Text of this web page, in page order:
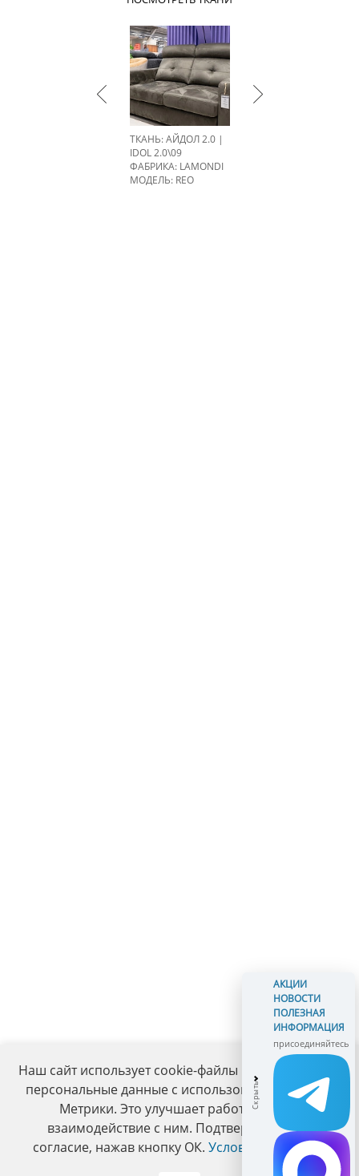
ТКАНЬ: АЙДОЛ 2.0 |
IDOL 2.0\09
ФАБРИКА: LAMONDI
МОДЕЛЬ: REO
Наш сайт использует cookie-файлы и обрабатывает
персональные данные с использованием Яндекс
Метрики. Это улучшает работу сайта и
взаимодействие с ним. Подтвердите ваше
согласие, нажав кнопку ОК. Условия политики.
АКЦИИ
НОВОСТИ
ПОЛЕЗНАЯ
ИНФОРМАЦИЯ
присоединяйтесь